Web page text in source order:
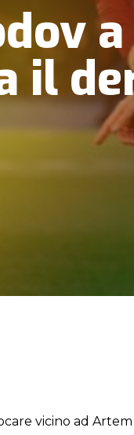
il
vicino ad